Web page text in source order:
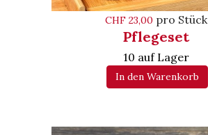
CHF 23,00 pro Stück
Pflegeset
10 auf Lager
In den Warenkorb